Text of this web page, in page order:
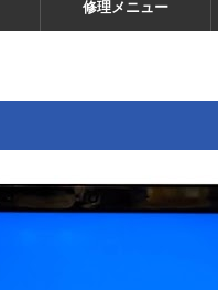
修理メニュー